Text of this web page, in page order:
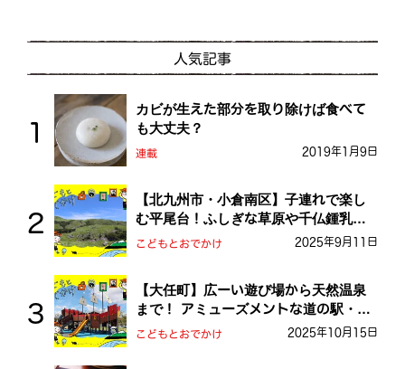
人気記事
カビが生えた部分を取り除けば食べて
も大丈夫？
連載 2019年1月9日
【北九州市・小倉南区】子連れで楽し
む平尾台！ふしぎな草原や千仏鍾乳洞
を探検しよう！
こどもとおでかけ 2025年9月11日
【大任町】広ーい遊び場から天然温泉
まで！ アミューズメントな道の駅・お
おとう桜街道
こどもとおでかけ 2025年10月15日